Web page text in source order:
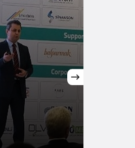
seçin.
seçin.
seçin.
Sağlık
Nilüfer’de